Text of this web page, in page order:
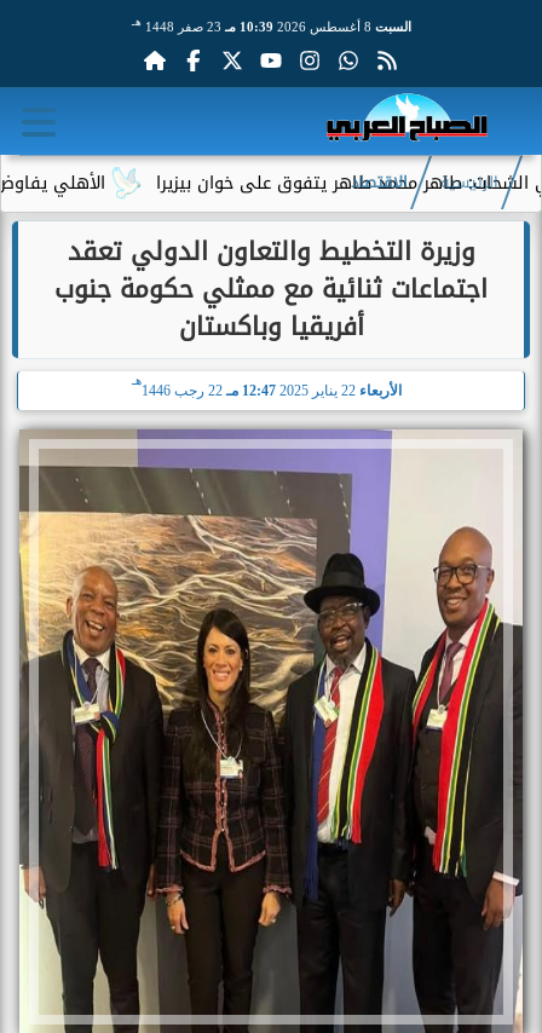
السبت 10:39 مـ 23 صفر 1448 هـ
الأهلي يفاوض أحمد محمد طاهر يتفوق على خوان بيزيرا
الرئيسية الاقتصاد
وزيرة التخطيط والتعاون الدولي تعقد
اجتماعات ثنائية مع ممثلي حكومة جنوب
أفريقيا وباكستان
الأربعاء 22 يناير 2025 12:47 مـ 22 رجب 1446
هـ